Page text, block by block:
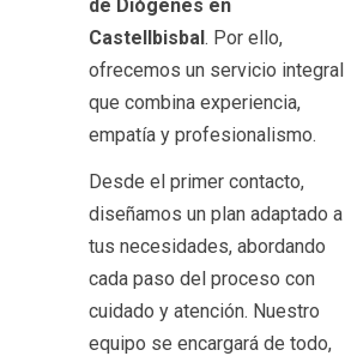
de Diógenes en
Castellbisbal. Por ello,
ofrecemos un servicio integral
que combina experiencia,
empatía y profesionalismo.
Desde el primer contacto,
diseñamos un plan adaptado a
tus necesidades, abordando
cada paso del proceso con
cuidado y atención. Nuestro
equipo se encargará de todo,